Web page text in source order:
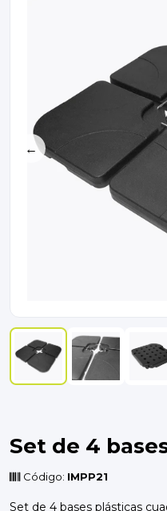
←
Set de 4
Código: IMPP21
Set de 4 bases plásticas